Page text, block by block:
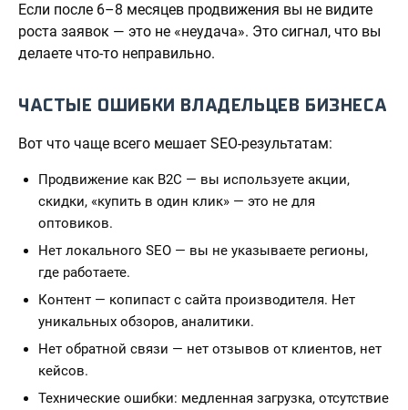
Если после 6–8 месяцев продвижения вы не видите
роста заявок — это не «неудача». Это сигнал, что вы
делаете что-то неправильно.
ЧАСТЫЕ ОШИБКИ ВЛАДЕЛЬЦЕВ БИЗНЕСА
Вот что чаще всего мешает SEO-результатам:
Продвижение как B2C — вы используете акции,
скидки, «купить в один клик» — это не для
оптовиков.
Нет локального SEO — вы не указываете регионы,
где работаете.
Контент — копипаст с сайта производителя. Нет
уникальных обзоров, аналитики.
Нет обратной связи — нет отзывов от клиентов, нет
кейсов.
Технические ошибки: медленная загрузка, отсутствие